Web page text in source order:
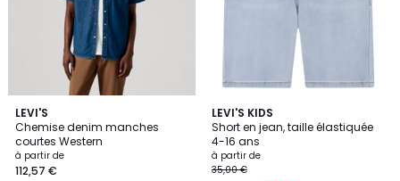
LEVI'S
Chemise denim manches
courtes Western
à partir de
112,57 €
5
/
5
2
Couleurs
LEVI'S KIDS
Short en jean, taille élastiquée
4-16 ans
à partir de
35,00 €
4
/
5
3
Couleurs